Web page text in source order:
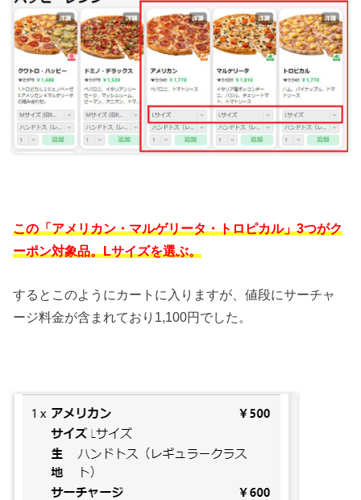
この「アメリカン・マルゲリータ・トロピカル」3つがク
ーポン対象品。Lサイズを選ぶ。
するとこのようにカートに入りますが、値段にサーチャ
ージ料金が含まれており1,100円でした。